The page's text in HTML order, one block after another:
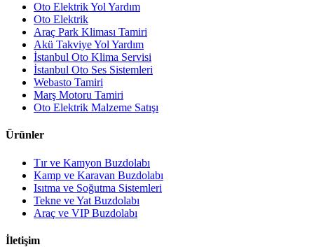
Oto Elektrik Yol Yardım
Oto Elektrik
Araç Park Kliması Tamiri
Akü Takviye Yol Yardım
İstanbul Oto Klima Servisi
İstanbul Oto Ses Sistemleri
Webasto Tamiri
Marş Motoru Tamiri
Oto Elektrik Malzeme Satışı
Ürünler
Tır ve Kamyon Buzdolabı
Kamp ve Karavan Buzdolabı
Isıtma ve Soğutma Sistemleri
Tekne ve Yat Buzdolabı
Araç ve VIP Buzdolabı
İletişim